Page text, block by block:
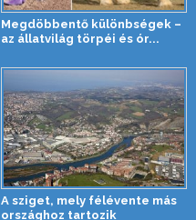
Megdöbbentő különbségek –
az állatvilág törpéi és ór...
A sziget, mely félévente más
országhoz tartozik